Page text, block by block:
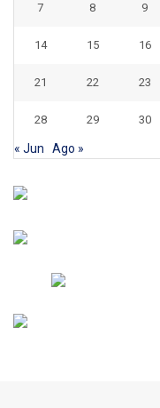
7 8 9
14 15 16
21 22 23
28 29 30
« Jun Ago »